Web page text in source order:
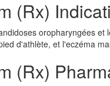
(Rx)
oropharyngées
d'athlète, et l'eczéma
(Rx)